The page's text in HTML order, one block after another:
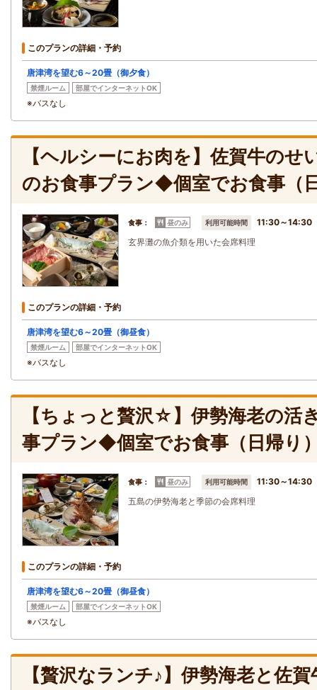
このプランの詳細・予約
唐津湾を望む6～20畳（御夕食）
禁煙ルーム 部屋でインターネットOK
※バスなし
【ヘルシーにお肉を】佐賀牛の
のお食事プラン◆個室でお食事（
食事： 昼のみ 利用可能時間
11:30～14:30
玄界灘の魚介類を用いた会席料理
このプランの詳細・予約
唐津湾を望む6～20畳（御昼食）
禁煙ルーム 部屋でインターネットOK
※バスなし
【ちょっと贅沢☆】伊勢海老の活
事プラン◆個室でお食事（日帰り
食事： 昼のみ 利用可能時間
11:30～14:30
五島の伊勢海老と季節の会席料理
このプランの詳細・予約
唐津湾を望む6～20畳（御昼食）
禁煙ルーム 部屋でインターネットOK
※バスなし
【贅沢なランチ♪】伊勢海老と佐